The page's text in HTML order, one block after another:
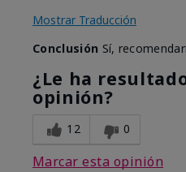
Mostrar Traducción
Conclusión Sí,
¿Le ha
opinión?
12 0
Marcar esta opinión